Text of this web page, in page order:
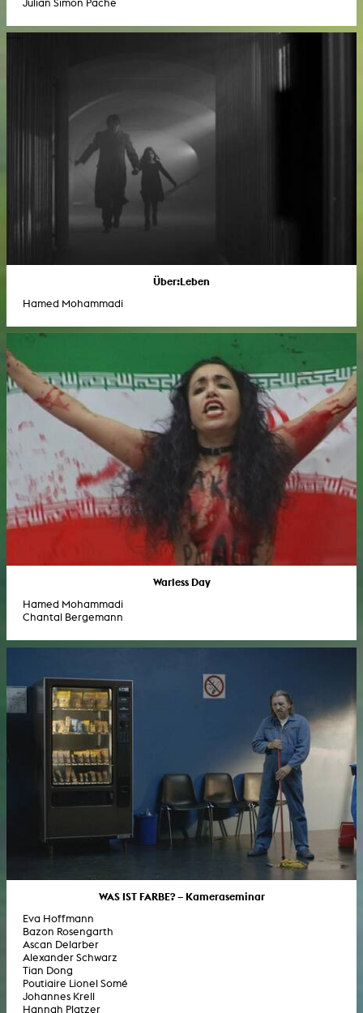
Julian Simon Pache
Über:Leben
Hamed Mohammadi
Warless Day
Hamed Mohammadi
Chantal Bergemann
WAS IST FARBE? – Kameraseminar
Eva Hoffmann
Bazon Rosengarth
Ascan Delarber
Alexander Schwarz
Tian Dong
Poutiaire Lionel Somé
Johannes Krell
Hannah Platzer